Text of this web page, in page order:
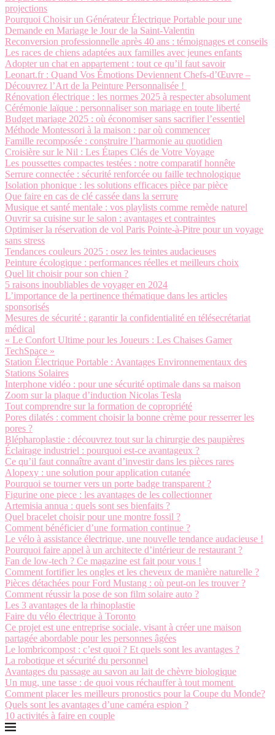
projections
Pourquoi Choisir un Générateur Électrique Portable pour une
Demande en Mariage le Jour de la Saint-Valentin
Reconversion professionnelle après 40 ans : témoignages et conseils
Les races de chiens adaptées aux familles avec jeunes enfants
Adopter un chat en appartement : tout ce qu’il faut savoir
Leonart.fr : Quand Vos Émotions Deviennent Chefs-d’Œuvre –
Découvrez l’Art de la Peinture Personnalisée !
Rénovation électrique : les normes 2025 à respecter absolument
Cérémonie laïque : personnaliser son mariage en toute liberté
Budget mariage 2025 : où économiser sans sacrifier l’essentiel
Méthode Montessori à la maison : par où commencer
Famille recomposée : construire l’harmonie au quotidien
Croisière sur le Nil : Les Étapes Clés de Votre Voyage
Les poussettes compactes testées : notre comparatif honnête
Serrure connectée : sécurité renforcée ou faille technologique
Isolation phonique : les solutions efficaces pièce par pièce
Que faire en cas de clé cassée dans la serrure
Musique et santé mentale : vos playlists comme remède naturel
Ouvrir sa cuisine sur le salon : avantages et contraintes
Optimiser la réservation de vol Paris Pointe-à-Pitre pour un voyage
sans stress
Tendances couleurs 2025 : osez les teintes audacieuses
Peinture écologique : performances réelles et meilleurs choix
Quel lit choisir pour son chien ?
5 raisons inoubliables de voyager en 2024
L’importance de la pertinence thématique dans les articles
sponsorisés
Mesures de sécurité : garantir la confidentialité en télésecrétariat
médical
« Le Confort Ultime pour les Joueurs : Les Chaises Gamer
TechSpace »
Station Électrique Portable : Avantages Environnementaux des
Stations Solaires
Interphone vidéo : pour une sécurité optimale dans sa maison
Zoom sur la plaque d’induction Nicolas Tesla
Tout comprendre sur la formation de copropriété
Pores dilatés : comment choisir la bonne crème pour resserrer les
pores ?
Blépharoplastie : découvrez tout sur la chirurgie des paupières
Éclairage industriel : pourquoi est-ce avantageux ?
Ce qu’il faut connaître avant d’investir dans les pièces rares
Alopexy : une solution pour application cutanée
Pourquoi se tourner vers un porte badge transparent ?
Figurine one piece : les avantages de les collectionner
Artemisia annua : quels sont ses bienfaits ?
Quel bracelet choisir pour une montre fossil ?
Comment bénéficier d’une formation continue ?
Le vélo à assistance électrique, une nouvelle tendance audacieuse !
Pourquoi faire appel à un architecte d’intérieur de restaurant ?
Fan de low-tech ? Ce magazine est fait pour vous !
Comment fortifier les ongles et les cheveux de manière naturelle ?
Pièces détachées pour Ford Mustang : où peut-on les trouver ?
Comment réussir la pose de son film solaire auto ?
Les 3 avantages de la rhinoplastie
Faire du vélo électrique à Toronto
Ce projet est une entreprise sociale, visant à créer une maison
partagée abordable pour les personnes âgées
Le lombricompost : c’est quoi ? Et quels sont les avantages ?
La robotique et sécurité du personnel
Avantages du passage au savon au lait de chèvre biologique
Un mug, une tasse : de quoi vous réchauffer à tout moment
Comment placer les meilleurs pronostics pour la Coupe du Monde?
Quels sont les avantages d’une caméra espion ?
10 activités à faire en couple